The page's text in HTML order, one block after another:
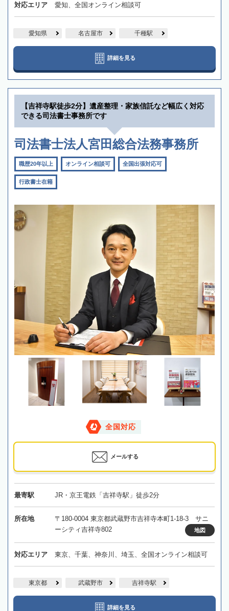
対応エリア 愛知、全国オンライン相談可
愛知県 名古屋市 千種駅
詳細を見る
【吉祥寺駅徒歩2分】遺産整理・家族信託など幅広く対応
できる司法書士事務所です
司法書士法人宮田総合法務事務所
職歴20年以上 オンライン相談可 全国出張対応可
行政書士在籍
全国対応
メールする
最寄駅 JR・京王電鉄「吉祥寺駅」徒歩2分
所在地
〒180-0004 東京都武蔵野市吉祥寺本町1-18-3 サニ
ーシティ吉祥寺802
地図
対応エリア 東京、千葉、神奈川、埼玉、全国オンライン相談可
東京都 武蔵野市 吉祥寺駅
詳細を見る